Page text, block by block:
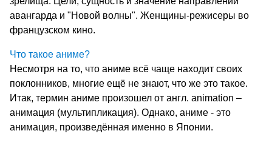
авангарда и "Новой волны". Женщины-режисеры во
французском кино.
Что такое аниме?
Несмотря на то, что аниме всё чаще находит своих
поклонников, многие ещё не знают, что же это такое.
Итак, термин аниме произошел от англ. animation –
анимация (мультипликация). Однако, аниме - это
анимация, произведённая именно в Японии.